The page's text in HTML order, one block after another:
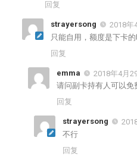
回复
strayersong
2018年
只能自用，额度是下卡
回复
emma
2018年4月
请问副卡持有人可以免
回复
strayersong
不行
回复